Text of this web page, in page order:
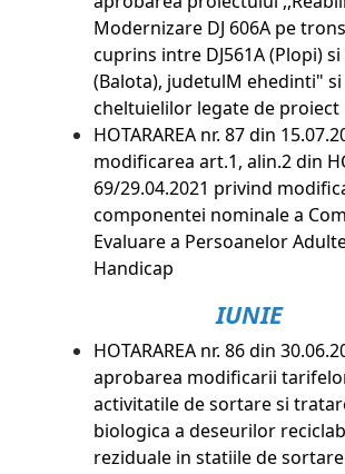
Modernizare DJ 606A pe
cuprins intre DJ561A (Plopi) si
(Balota), judetulM ehedinti" si
cheltuielilor legate de proiect
HOTARAREA nr. 87 din
modificarea art.1, alin.2 din
69/29.04.2021 privind
componentei nominale a
Evaluare a Persoanelor
Handicap
IUNIE
HOTARAREA nr. 86 din
aprobarea modificarii
activitatile de sortare si
biologica a deseurilor
reziduale in statiile de